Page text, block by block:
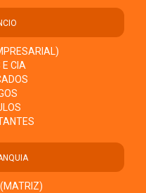
E CIA
(MATRIZ)